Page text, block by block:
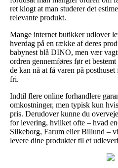
ret klogt at man studerer det
relevante produkt.
Mange internet butikker udlover
hverdag på en række af deres
babynest blå DINO, men vær
ordren gennemføres før et
de kan nå at få varen på
fri.
Indtil flere online forhandlere
omkostninger, men typisk kun
pris. Derudover kunne du
for levering, hvilket ofte – hvad
Silkeborg, Farum eller Billund –
levere dine produkter til et